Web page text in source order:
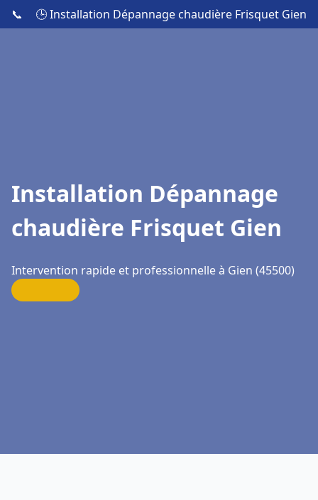
📞 🕒 Installation Dépannage chaudière Frisquet Gien
Installation Dépannage
chaudière Frisquet Gien
Intervention rapide et professionnelle à Gien (45500)